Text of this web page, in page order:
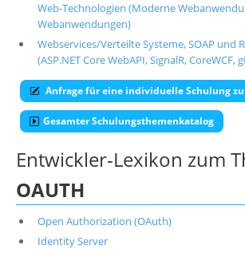
Web-Technologien (Moderne
Webanwendungen)
Webservices/Verteilte Systeme, SOAP und
(ASP.NET Core WebAPI, SignalR, CoreWCF,
Anfrage für eine individuelle Schulung
Gesamter Schulungsthemenkatalog
Entwickler-Lexikon zum
OAUTH
Open Authorization (OAuth)
Identity Server